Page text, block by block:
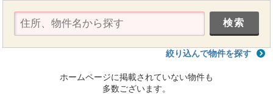
絞り込んで物件を探す
ホームページに掲載されていない物件も
多数ございます。